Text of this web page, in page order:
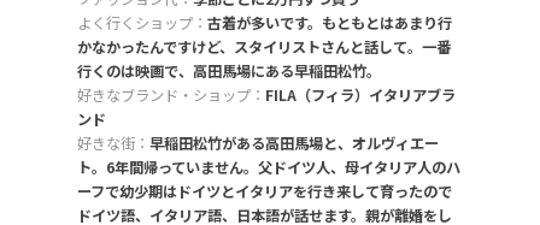
よく行くショップ： 古着が多いです。もともとはあまり行
かなかったんですけど、スタイリストさんと話して。一番
行くのは映画で、高田馬場にある早稲田松竹。
好きなブランド・ショップ： FILA（フィラ）イタリアブラ
ンド
好きな街： 早稲田松竹がある高田馬場と、オルヴィエー
ト。6年間帰っていません。父ドイツ人、母イタリア人のハ
ーフで幼少期はドイツとイタリアを行き来して育ったので
ドイツ語、イタリア語、日本語が話せます。親が離婚をし